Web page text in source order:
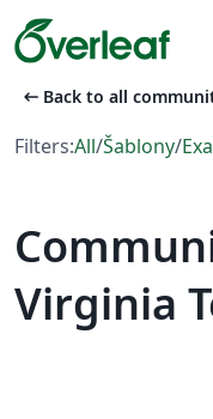
arrow_left_alt Back to all
Filters:All/Šablony/
Virginia